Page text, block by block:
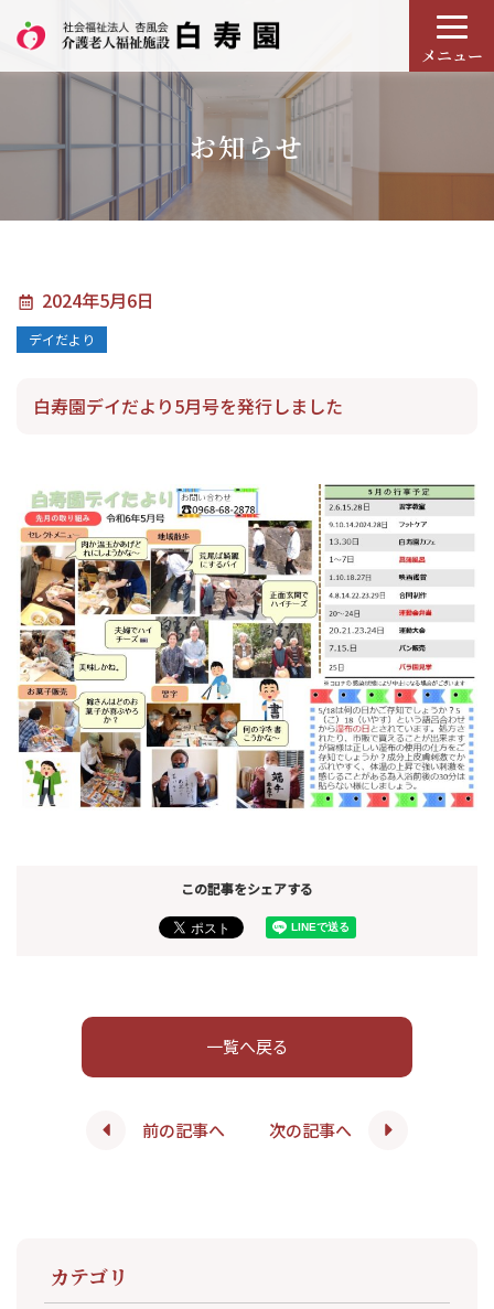
メニュー
お知らせ
2024年5月6日
デイだより
白寿園デイだより5月号を発行しました
この記事をシェアする
前の記事へ
一覧へ戻る
次の記事へ
カテゴリ